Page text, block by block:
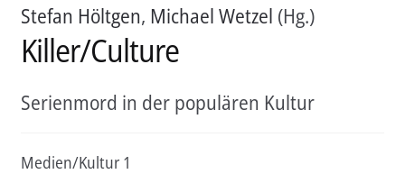
Stefan Höltgen, Michael Wetzel (Hg.)
Killer/Culture
Serienmord in der populären Kultur
Medien/Kultur 1